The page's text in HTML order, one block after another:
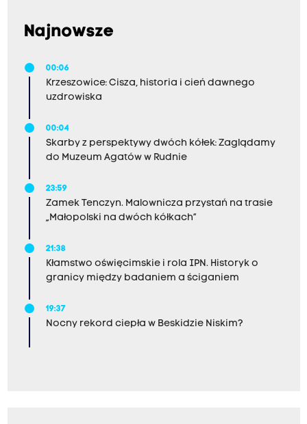
Najnowsze
00:06
Krzeszowice: Cisza, historia i cień dawnego
uzdrowiska
00:04
Skarby z perspektywy dwóch kółek: Zaglądamy
do Muzeum Agatów w Rudnie
23:59
Zamek Tenczyn. Malownicza przystań na trasie
„Małopolski na dwóch kółkach”
21:38
Kłamstwo oświęcimskie i rola IPN. Historyk o
granicy między badaniem a ściganiem
19:37
Nocny rekord ciepła w Beskidzie Niskim?